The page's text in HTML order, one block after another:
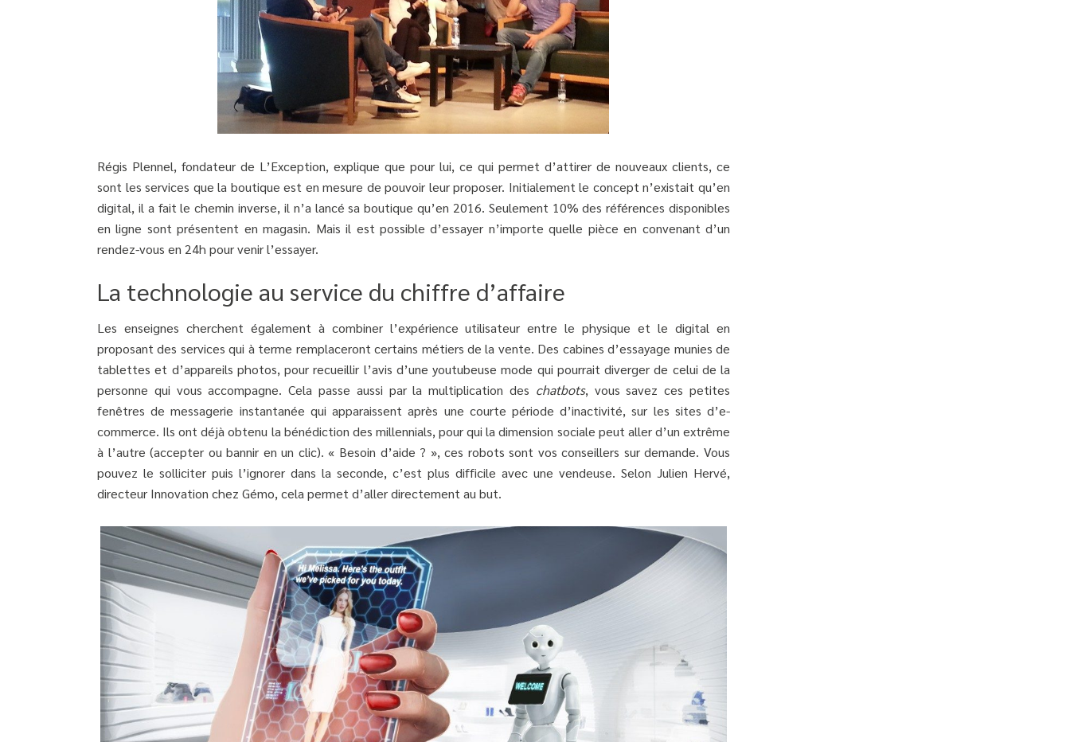
Régis Plennel, fondateur de L’Exception, explique que pour lui, ce qui permet d’attirer de nouveaux clients, ce
sont les services que la boutique est en mesure de pouvoir leur proposer. Initialement le concept n’existait qu’en
digital, il a fait le chemin inverse, il n’a lancé sa boutique qu’en 2016. Seulement 10% des références disponibles
en ligne sont présentent en magasin. Mais il est possible d’essayer n’importe quelle pièce en convenant d’un
rendez-vous en 24h pour venir l’essayer.
La technologie au service du chiffre d’affaire
Les enseignes cherchent également à combiner l’expérience utilisateur entre le physique et le digital en
proposant des services qui à terme remplaceront certains métiers de la vente. Des cabines d’essayage munies de
tablettes et d’appareils photos, pour recueillir l’avis d’une youtubeuse mode qui pourrait diverger de celui de la
personne qui vous accompagne. Cela passe aussi par la multiplication des chatbots, vous savez ces petites
fenêtres de messagerie instantanée qui apparaissent après une courte période d’inactivité, sur les sites d’e-
commerce. Ils ont déjà obtenu la bénédiction des millennials, pour qui la dimension sociale peut aller d’un extrême
à l’autre (accepter ou bannir en un clic). « Besoin d’aide ? », ces robots sont vos conseillers sur demande. Vous
pouvez le solliciter puis l’ignorer dans la seconde, c’est plus difficile avec une vendeuse. Selon Julien Hervé,
directeur Innovation chez Gémo, cela permet d’aller directement au but.